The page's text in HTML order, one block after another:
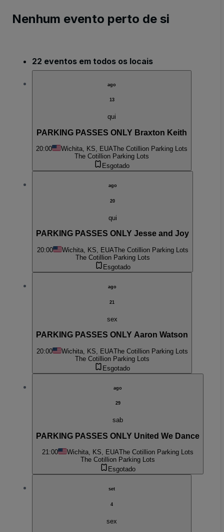
Nenhum evento perto de si
22 eventos em todos os locais
ago
13
qui
PARKING PASSES ONLY Braxton Keith
20:00 Wichita, KS, EUAThe Cotillion Parking Lots
The Cotillion Parking Lots
Esgotado
ago
20
qui
PARKING PASSES ONLY Jesse and Joy
20:00 Wichita, KS, EUAThe Cotillion Parking Lots
The Cotillion Parking Lots
Esgotado
ago
21
sex
PARKING PASSES ONLY Aaron Watson
20:00 Wichita, KS, EUAThe Cotillion Parking Lots
The Cotillion Parking Lots
Esgotado
ago
29
sab
PARKING PASSES ONLY United We Dance
21:00 Wichita, KS, EUAThe Cotillion Parking Lots
The Cotillion Parking Lots
Esgotado
set
4
sex